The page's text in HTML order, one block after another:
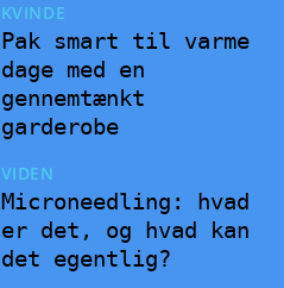
KVINDE
Pak smart til varme
dage med en
gennemtænkt
garderobe
VIDEN
Microneedling: hvad
er det, og hvad kan
det egentlig?